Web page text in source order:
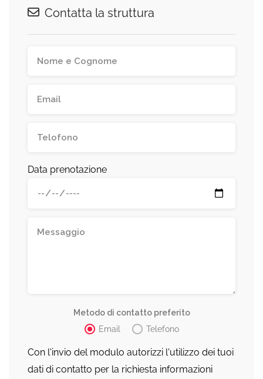
Contatta la struttura
Data prenotazione
Metodo di contatto preferito
Email
Telefono
Con l'invio del modulo autorizzi l'utilizzo dei tuoi
dati di contatto per la richiesta informazioni